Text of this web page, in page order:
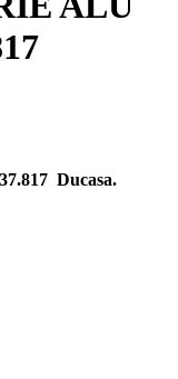
Ducasa.